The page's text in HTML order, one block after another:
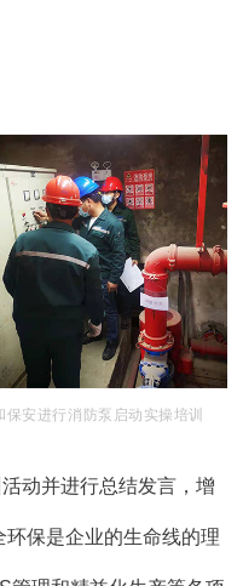
保安 进行消防泵启动实操培训
动并进行总结发言，增
保是企业的生命线的理